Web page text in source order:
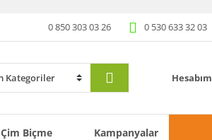
0 850 303 03 26 0 530 633 32 03
Hesabım
Çim Biçme
Kampanyalar